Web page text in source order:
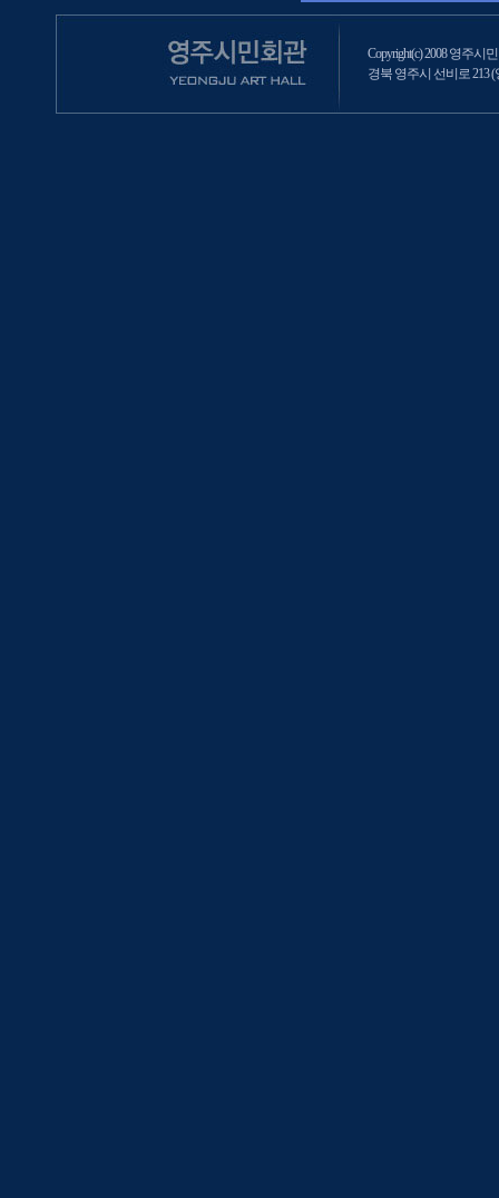
Copyright(c) 2008 영주시
경북 영주시 선비로 213 (